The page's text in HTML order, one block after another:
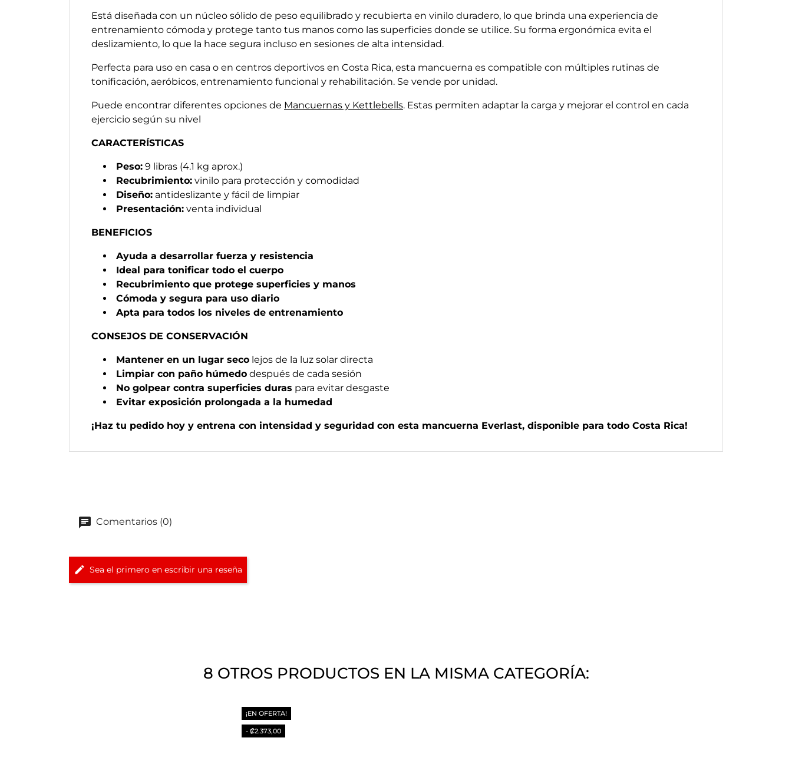
Está diseñada con un núcleo sólido de peso equilibrado y recubierta en vinilo duradero, lo que brinda una experiencia de
entrenamiento cómoda y protege tanto tus manos como las superficies donde se utilice. Su forma ergonómica evita el
deslizamiento, lo que la hace segura incluso en sesiones de alta intensidad.
Perfecta para uso en casa o en centros deportivos en Costa Rica, esta mancuerna es compatible con múltiples rutinas de
tonificación, aeróbicos, entrenamiento funcional y rehabilitación. Se vende por unidad.
Puede encontrar diferentes opciones de Mancuernas y Kettlebells. Estas permiten adaptar la carga y mejorar el control en cada
ejercicio según su nivel
CARACTERÍSTICAS
Peso: 9 libras (4.1 kg aprox.)
Recubrimiento: vinilo para protección y comodidad
Diseño: antideslizante y fácil de limpiar
Presentación: venta individual
BENEFICIOS
Ayuda a desarrollar fuerza y resistencia
Ideal para tonificar todo el cuerpo
Recubrimiento que protege superficies y manos
Cómoda y segura para uso diario
Apta para todos los niveles de entrenamiento
CONSEJOS DE CONSERVACIÓN
Mantener en un lugar seco lejos de la luz solar directa
Limpiar con paño húmedo después de cada sesión
No golpear contra superficies duras para evitar desgaste
Evitar exposición prolongada a la humedad
¡Haz tu pedido hoy y entrena con intensidad y seguridad con esta mancuerna Everlast, disponible para todo Costa Rica!
Comentarios (0)
Sea el primero en escribir una reseña
8 OTROS PRODUCTOS EN LA MISMA CATEGORÍA:
¡EN OFERTA!
- ₡2.373,00